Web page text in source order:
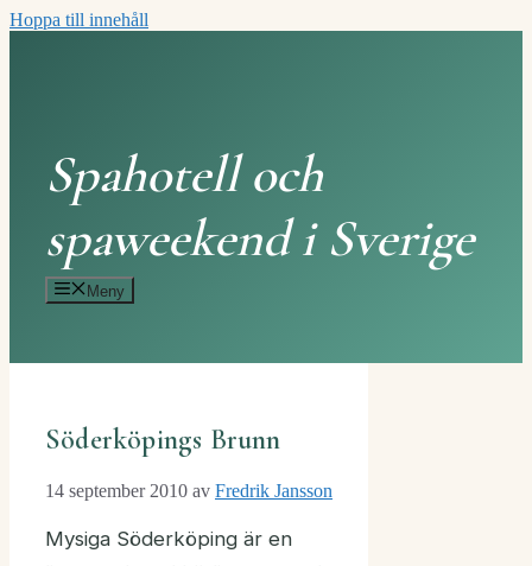
Hoppa till innehåll
Spahotell och
spaweekend i Sverige
Meny
Söderköpings Brunn
14 september 2010 av Fredrik Jansson
Mysiga Söderköping är en